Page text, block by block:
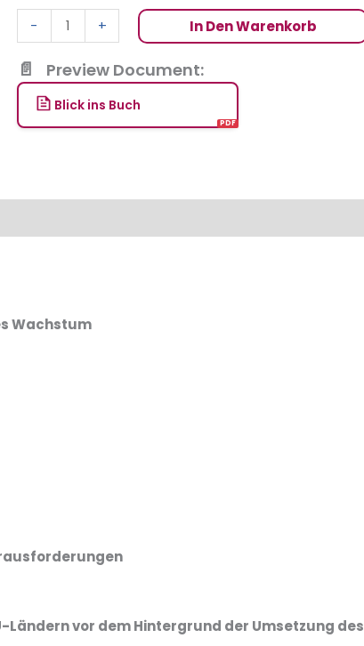
- + In Den Warenkorb
Preview Document:
Blick ins Buch
Wachstum
vor dem Hintergrund der Umsetzung des